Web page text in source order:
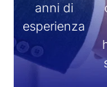
anni di
esperienza